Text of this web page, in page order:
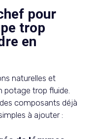
pour
trop
en
naturelles et
potage trop fluide.
composants déjà
à ajouter :